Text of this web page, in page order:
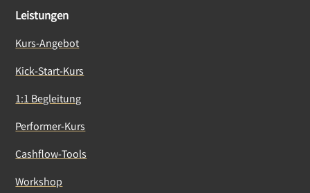
Leistungen
Kurs-Angebot
Kick-Start-Kurs
1:1 Begleitung
Performer-Kurs
Cashflow-Tools
Workshop